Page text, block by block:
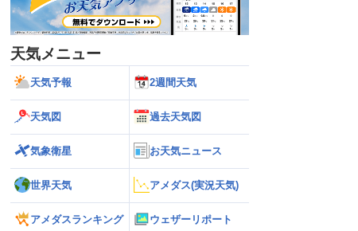
天気メニュー
天気予報 2週間天気
天気図 過去天気図
気象衛星 お天気ニュース
世界天気 アメダス(実況天気)
アメダスランキング ウェザーリポート